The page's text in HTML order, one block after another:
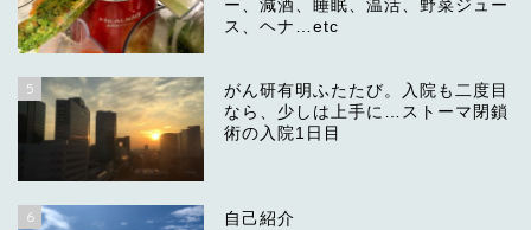
ー、減酒、睡眠、温活、野菜ジュー
ス、ヘナ…etc
5
がん研有明ふたたび。入院も二度目
なら、少しは上手に…ストーマ閉鎖
術の入院1日目
6 自己紹介